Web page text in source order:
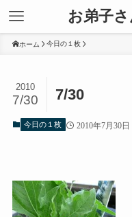
お弟子
ホーム 今日の１枚
7/30
2010
7/30
今日の１枚 2010年7月30日